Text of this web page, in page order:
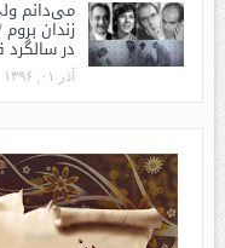
می‌دانم
زندان
در
آذر ۰۱, ۱۳۹۶